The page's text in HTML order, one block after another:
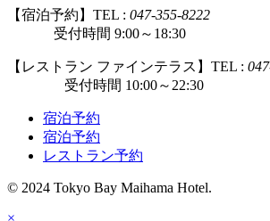
【宿泊予約】TEL : 047-355-8222
受付時間 9:00～18:30
【レストラン ファインテラス】TEL :
受付時間 10:00～22:30
宿泊予約
宿泊予約
レストラン予約
© 2024 Tokyo Bay Maihama Hotel.
×